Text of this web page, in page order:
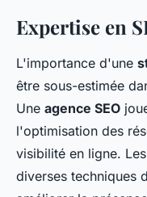
Expertise en
L'importance d'une
être sous-estimée
Une agence SEO
l'optimisation des
visibilité en ligne. Les
diverses techniques